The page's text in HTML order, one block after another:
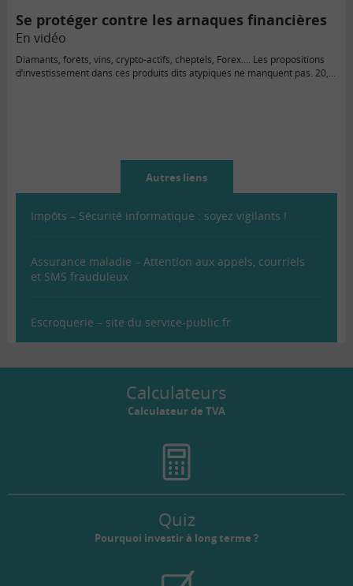
Se protéger contre les arnaques financières
En vidéo
Diamants, forêts, vins, crypto-actifs, cheptels, Forex…. Les propositions
d’investissement dans ces produits dits atypiques ne manquent pas. 20,…
Autres liens
Impôts – Sécurité informatique : soyez vigilants !
Assurance maladie – Attention aux appels, courriels
et SMS frauduleux
Escroquerie – site du service-public.fr
Calculateurs
Calculateur de TVA
Quiz
Pourquoi investir à long terme ?